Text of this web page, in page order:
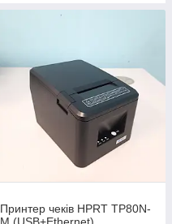
Принтер чеків HPRT TP80N-